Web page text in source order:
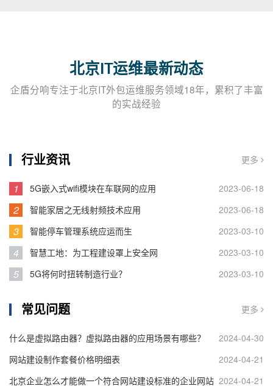
北京IT运维最新动态
企盾分响专注于北京IT外包运维服务领域18年，累积了丰富
的实战经验
更多
行业资讯
1 2023-06-18
5G嵌入式wifi模块在车联网的应用
2 2023-06-18
智能家居之无线射频技术应用
3 2023-03-10
智能停车管理系统应运而生
4 2023-03-10
智慧工地：为工程建设罩上安全网
5 2023-03-10
5G将何时扭转制造行业？
更多
常见问题
2024-04-30
什么是虚拟路由器？虚拟路由器的应用场景有哪些？
2024-04-21
网站建设制作套餐价格明细表
2024-04-21
北京企业怎么才能做一个符合网站建设标准的企业网站